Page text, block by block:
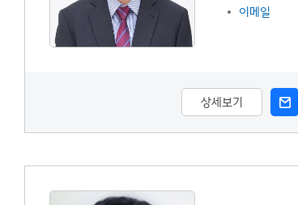
이메일
상세보기